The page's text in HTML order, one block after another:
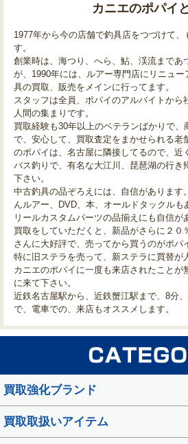
カニエのポパイ
1977年から今の店舗で釣具店をつづけて、
す。
創業時は、海つり、へら、鮎、渓流まであ
が、1990年には、ルアー専門店にリニュ
具の買取、販売をメインに行ってます。
スタッフは全員、ポパイのアルバイトから
人間の集まりです。
買取経験も30年以上のベテランばかりで
で、安心して、買取査定をまかせられる老
のポパイは、名古屋に隣接してるので、近
バス釣りで、有名な大江川、琵琶湖の行き
下さい。
中古釣具の品ぞろえには、自信があります
んルアー、DVD、本、オールドタックルも
リールカスタムパーツの品揃えにも自信が
買取をしていただくと、新品がさらに２０
さんに大好評で、売ってから買うのがポパ
特に旧ステラを売って、新ステラに買替が
カニエのポパイに一度も来店されたことが
に来て下さい。
近鉄名古屋駅から、近鉄蟹江駅まで、8分
で、電車での、来店もオススメします。
買取強化ブランド
買取取扱いアイテム